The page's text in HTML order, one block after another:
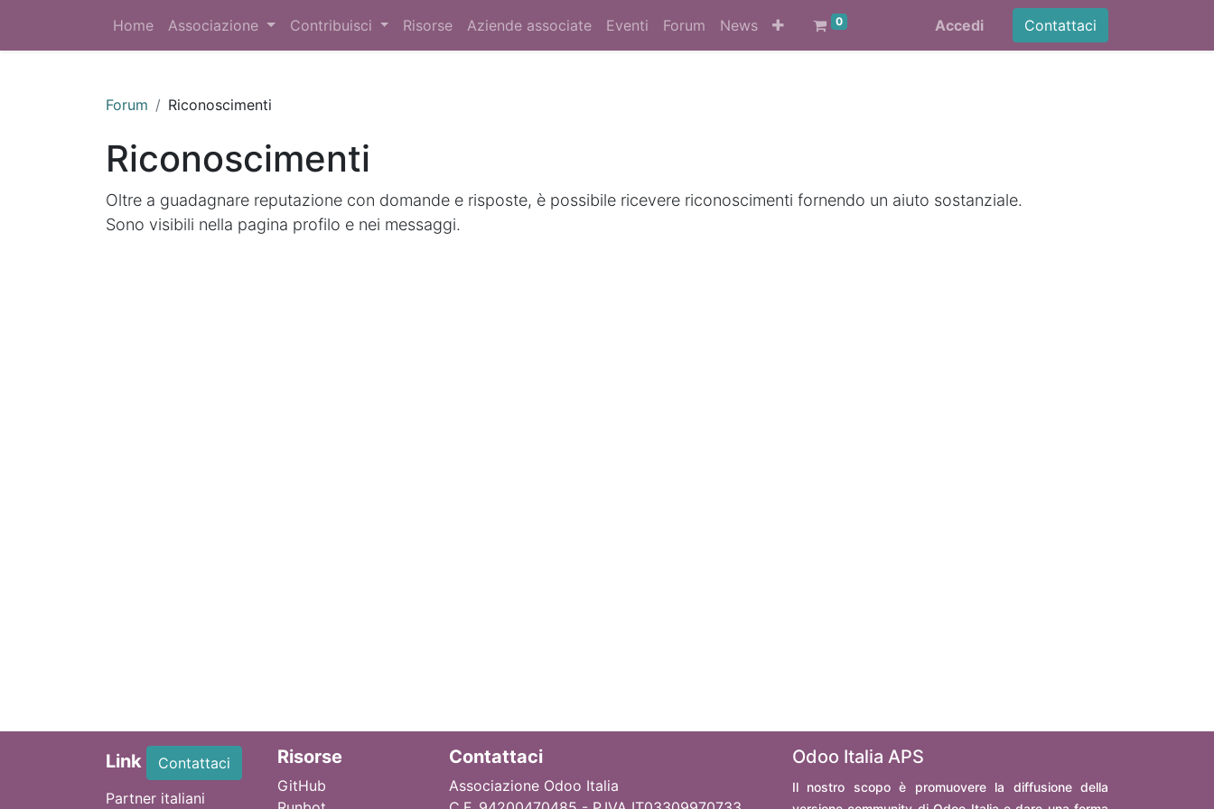
Home Associazione Contribuisci Risorse Aziende associate Eventi Forum News 0 Accedi Contattaci
Forum Riconoscimenti
Riconoscimenti
Oltre a guadagnare reputazione con domande e risposte, è possibile ricevere riconoscimenti fornendo un aiuto sostanziale.
Sono visibili nella pagina profilo e nei messaggi.
Link
Contattaci
Partner italiani
Risorse
GitHub
Contattaci
Associazione Odoo Italia
Odoo Italia APS
Il nostro scopo è promuovere la diffusione della